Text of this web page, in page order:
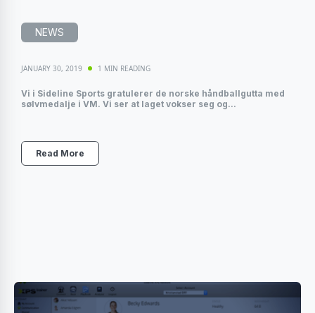
NEWS
JANUARY 30, 2019 1 MIN READING
Vi i Sideline Sports gratulerer de norske håndballgutta med
sølvmedalje i VM. Vi ser at laget vokser seg og...
Read More